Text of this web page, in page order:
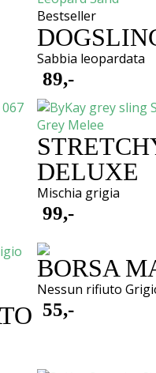
Bestseller
Sabbia leopardata
89,-
DELUXE
Mischia grigia
99,-
BORSA
Nessun rifiuto
55,-